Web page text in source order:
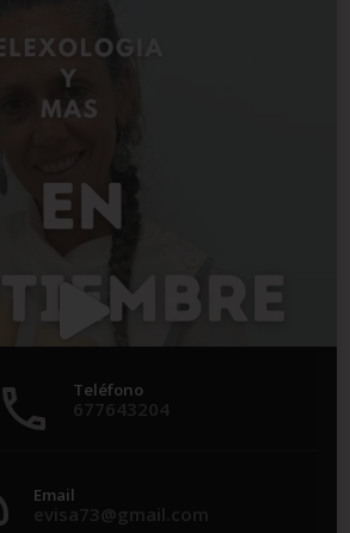
Teléfono
677643204
Email
evisa73@gmail.com